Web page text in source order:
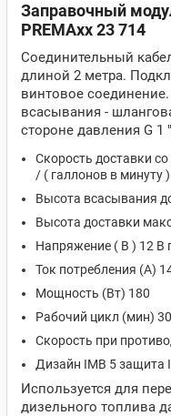
Заправочный
PREMAxx 23 714
Соединительный
длиной 2 метра.
винтовое
всасывания -
стороне давления G 1
Скорость доставки
/ ( галлонов в минуту
Высота всасывания
Высота доставки
Напряжение ( В ) 12 В
Ток потребления (А)
Мощность (Вт) 180
Рабочий цикл (мин) 30
Скорость при
Дизайн IMB 5 защита
Используется для
дизельного топлива